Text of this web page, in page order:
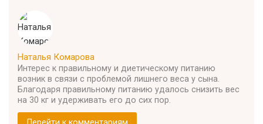
Наталья Комарова
Интерес к правильному и диетическому питанию
возник в связи с проблемой лишнего веса у сына.
Благодаря правильному питанию удалось снизить вес
на 30 кг и удерживать его до сих пор.